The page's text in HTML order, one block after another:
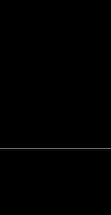
di
e delle
locali per